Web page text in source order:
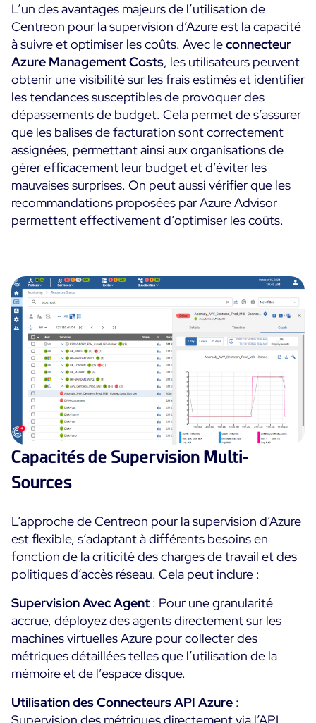
L’un des avantages majeurs de l’utilisation de
Centreon pour la supervision d’Azure est la capacité
à suivre et optimiser les coûts. Avec leconnecteur
Azure Management Costs, les utilisateurs peuvent
obtenir une visibilité sur les frais estimés et identifier
les tendances susceptibles de provoquer des
dépassements de budget. Cela permet de s’assurer
que les balises de facturation sont correctement
assignées, permettant ainsi aux organisations de
gérer efficacement leur budget et d’éviter les
mauvaises surprises. On peut aussi vérifier que les
recommandations proposées par Azure Advisor
permettent effectivement d’optimiser les coûts.
Capacités de Supervision Multi-
Sources
L’approche de Centreon pour la supervision d’Azure
est flexible, s’adaptant à différents besoins en
fonction de la criticité des charges de travail et des
politiques d’accès réseau. Cela peut inclure :
Supervision Avec Agent : Pour une granularité
accrue, déployez des agents directement sur les
machines virtuelles Azure pour collecter des
métriques détaillées telles que l’utilisation de la
mémoire et de l’espace disque.
Utilisation des Connecteurs API Azure :
Supervision des métriques directement via l’API